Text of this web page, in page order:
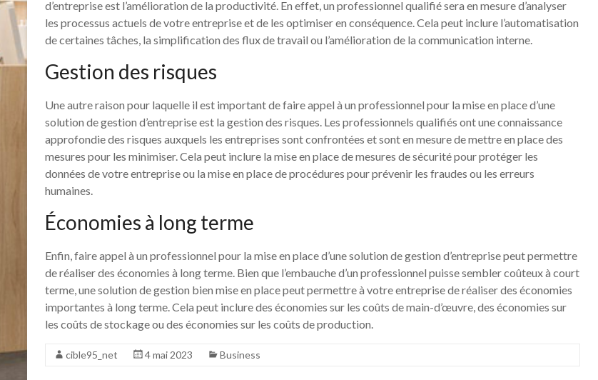
d’entreprise est l’amélioration de la productivité. En effet, un professionnel qualifié sera en mesure d’analyser
les processus actuels de votre entreprise et de les optimiser en conséquence. Cela peut inclure l’automatisation
de certaines tâches, la simplification des flux de travail ou l’amélioration de la communication interne.
Gestion des risques
Une autre raison pour laquelle il est important de faire appel à un professionnel pour la mise en place d’une
solution de gestion d’entreprise est la gestion des risques. Les professionnels qualifiés ont une connaissance
approfondie des risques auxquels les entreprises sont confrontées et sont en mesure de mettre en place des
mesures pour les minimiser. Cela peut inclure la mise en place de mesures de sécurité pour protéger les
données de votre entreprise ou la mise en place de procédures pour prévenir les fraudes ou les erreurs
humaines.
Économies à long terme
Enfin, faire appel à un professionnel pour la mise en place d’une solution de gestion d’entreprise peut permettre
de réaliser des économies à long terme. Bien que l’embauche d’un professionnel puisse sembler coûteux à court
terme, une solution de gestion bien mise en place peut permettre à votre entreprise de réaliser des économies
importantes à long terme. Cela peut inclure des économies sur les coûts de main-d’œuvre, des économies sur
les coûts de stockage ou des économies sur les coûts de production.
cible95_net 4 mai 2023 Business